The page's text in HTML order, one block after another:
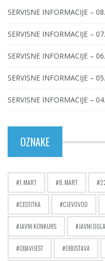
SERVISNE INFORMACIJE –
SERVISNE INFORMACIJE –
SERVISNE INFORMACIJE –
SERVISNE INFORMACIJE –
SERVISNE INFORMACIJE –
OZNAKE
1. MART 8. MART
CESTITKA CJEVOVOD
JAVNI KONKURS JAVNI
OBAVIJEST OBUSTAVA